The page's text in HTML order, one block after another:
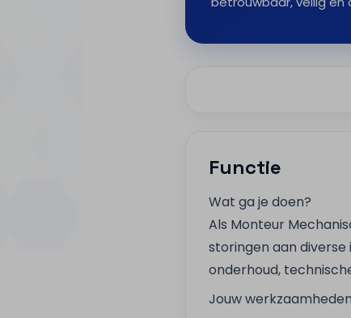
Functie
Wat ga je doen?
Als Monteur
storingen aan
onderhoud,
Jouw